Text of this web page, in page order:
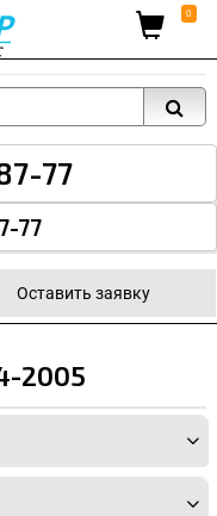
0
77
77
Оставить заявку
2005